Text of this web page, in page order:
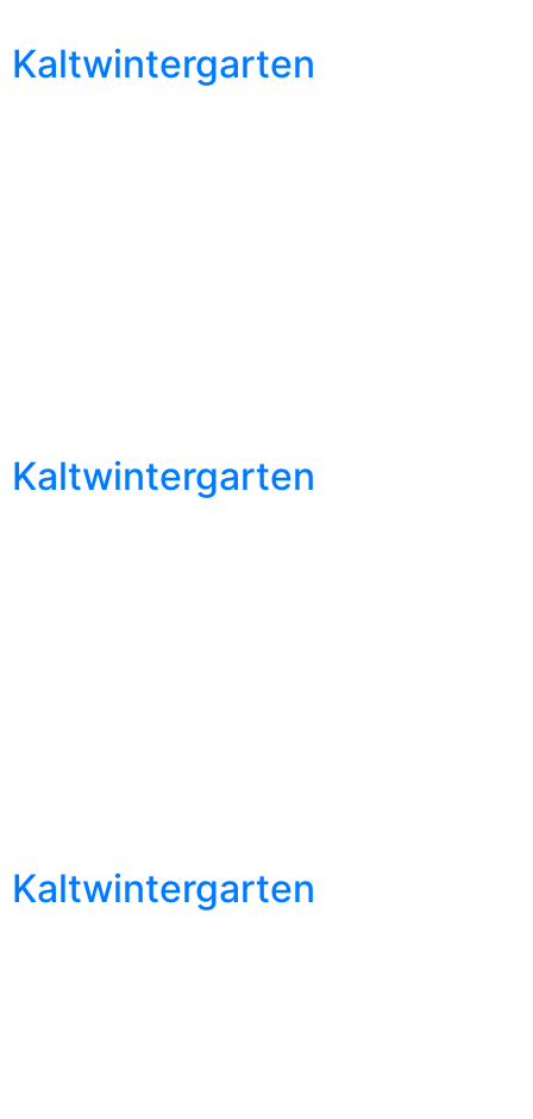
Kaltwintergarten
Kaltwintergarten
Kaltwintergarten